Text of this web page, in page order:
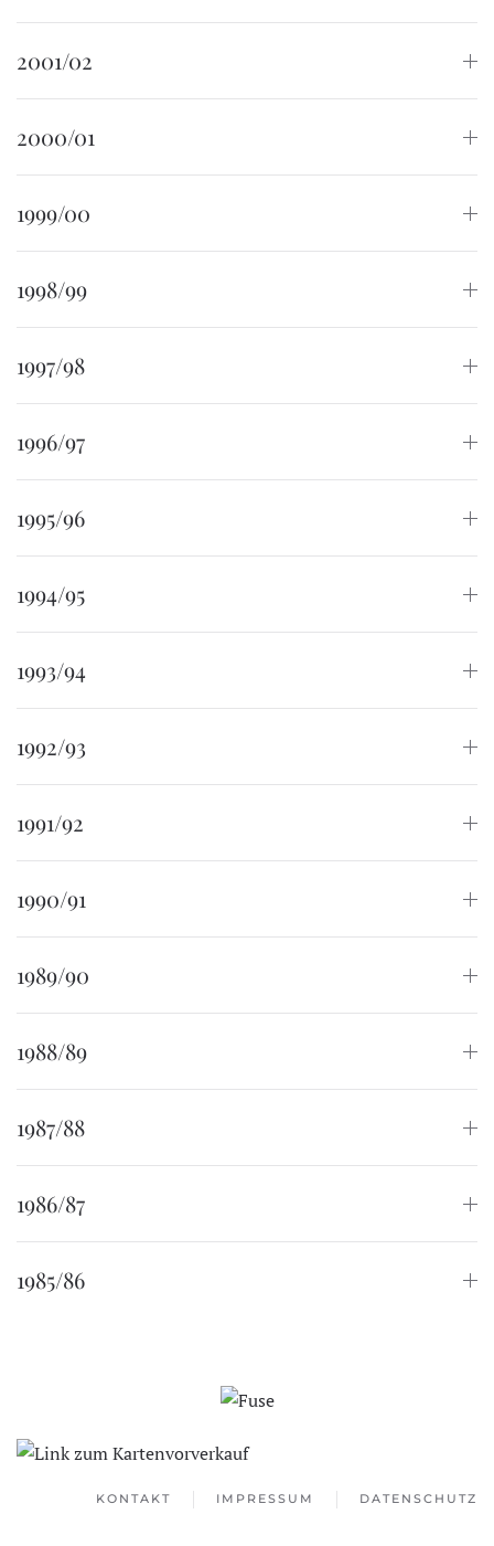
2001/02
2000/01
1999/00
1998/99
1997/98
1996/97
1995/96
1994/95
1993/94
1992/93
1991/92
1990/91
1989/90
1988/89
1987/88
1986/87
1985/86
KONTAKT IMPRESSUM DATENSCHUTZ